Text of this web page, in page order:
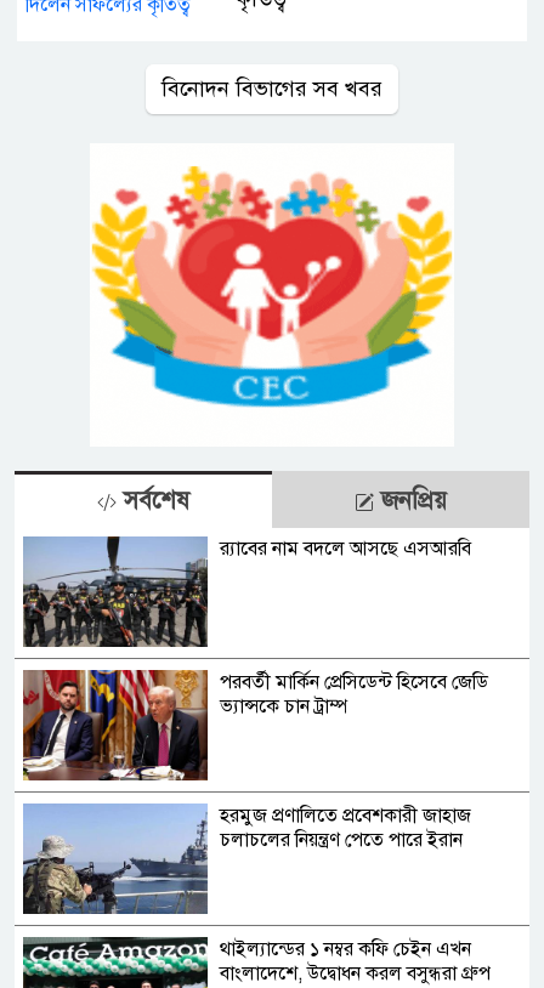
বিনোদন বিভাগের সব খবর
সর্বশেষ জনপ্রিয়
র‍্যাবের নাম বদলে আসছে এসআরবি
পরবর্তী মার্কিন প্রেসিডেন্ট হিসেবে জেডি
ভ্যান্সকে চান ট্রাম্প
হরমুজ প্রণালিতে প্রবেশকারী জাহাজ
চলাচলের নিয়ন্ত্রণ পেতে পারে ইরান
থাইল্যান্ডের ১ নম্বর কফি চেইন এখন
বাংলাদেশে, উদ্বোধন করল বসুন্ধরা গ্রুপ